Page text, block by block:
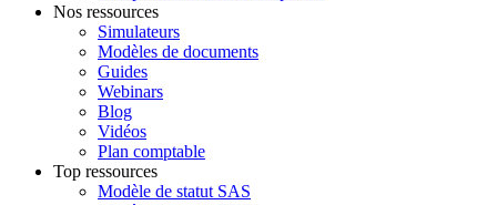
Nos ressources
Simulateurs
Modèles de documents
Guides
Webinars
Blog
Vidéos
Plan comptable
Top ressources
Modèle de statut SAS